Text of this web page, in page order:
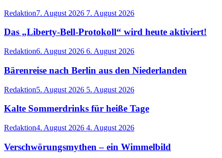
Redaktion7. August 2026 7. August 2026
Das „Liberty-Bell-Protokoll“ wird heute aktiviert!
Redaktion6. August 2026 6. August 2026
Bärenreise nach Berlin aus den Niederlanden
Redaktion5. August 2026 5. August 2026
Kalte Sommerdrinks für heiße Tage
Redaktion4. August 2026 4. August 2026
Verschwörungsmythen – ein Wimmelbild